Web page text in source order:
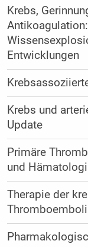
Krebs,
Entwicklungen
Krebs und
Update
Primäre
und
Therapie der